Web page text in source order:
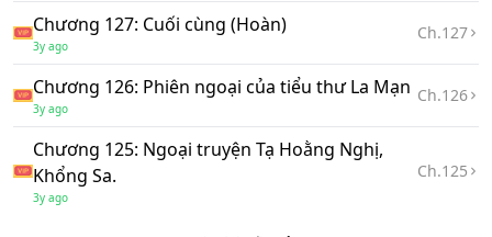
quen biết nhau đã
thân thiết hơn với các bạn cùng lớp. Ba người một nhóm
hoặc năm người một tốp bắt đầu nói chuyện cười đùa với
nhau.
Lúc này vừa qua tiết thể dục buổi sáng, đang trong giờ tự
học, không có thầy cô quản thúc nên đám học sinh nô đùa
ầm ĩ, chạy tới
Chương 127: Cuối cùng (Hoàn)
3y ago
Ch.127
Chương 126: Phiên ngoại của tiểu thư La Mạn
3y ago
Ch.126
Chương 125: Ngoại truyện Tạ Hoằng Nghị,
Khổng Sa.
3y ago
Ch.125